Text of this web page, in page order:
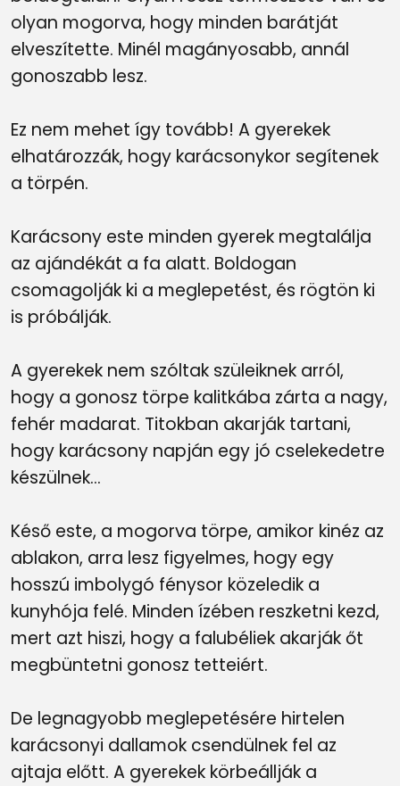
olyan mogorva, hogy minden barátját
elveszítette. Minél magányosabb, annál
gonoszabb lesz.
Ez nem mehet így tovább! A gyerekek
elhatározzák, hogy karácsonykor segítenek
a törpén.
Karácsony este minden gyerek megtalálja
az ajándékát a fa alatt. Boldogan
csomagolják ki a meglepetést, és rögtön ki
is próbálják.
A gyerekek nem szóltak szüleiknek arról,
hogy a gonosz törpe kalitkába zárta a nagy,
fehér madarat. Titokban akarják tartani,
hogy karácsony napján egy jó cselekedetre
készülnek...
Késő este, a mogorva törpe, amikor kinéz az
ablakon, arra lesz figyelmes, hogy egy
hosszú imbolygó fénysor közeledik a
kunyhója felé. Minden ízében reszketni kezd,
mert azt hiszi, hogy a falubéliek akarják őt
megbüntetni gonosz tetteiért.
De legnagyobb meglepetésére hirtelen
karácsonyi dallamok csendülnek fel az
ajtaja előtt. A gyerekek körbeállják a